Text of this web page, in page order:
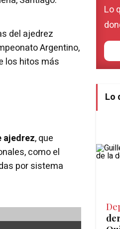
del ajedrez
Argentino,
los hitos más
ajedrez, que
como el
por sistema
Lo
Lo